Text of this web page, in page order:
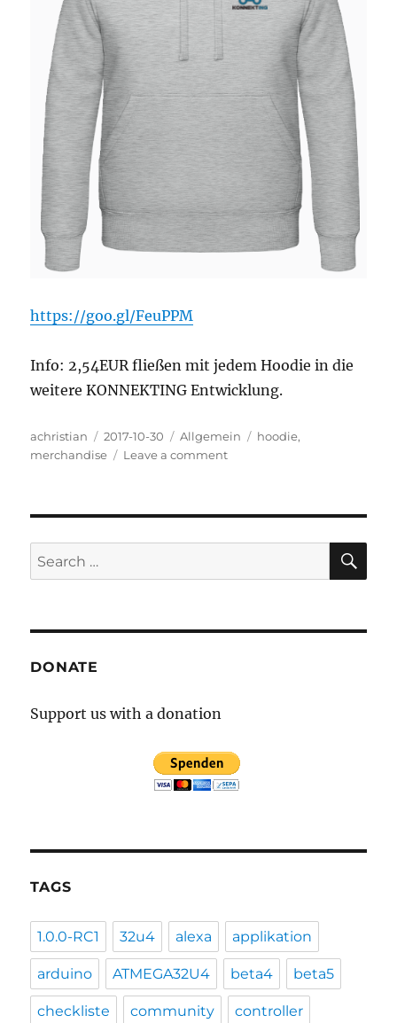
https://goo.gl/FeuPPM
Info: 2,54EUR fließen mit jedem Hoodie in die
weitere KONNEKTING Entwicklung.
Author
achristian
Posted
on
2017-10-30 Categories
Allgemein Tags
hoodie,
merchandise
Leave a commenton
Search
for:
DONATE
Support us with a donation
TAGS
1.0.0-RC1 32u4 alexa applikation
arduino ATMEGA32U4 beta4 beta5
checkliste community controller